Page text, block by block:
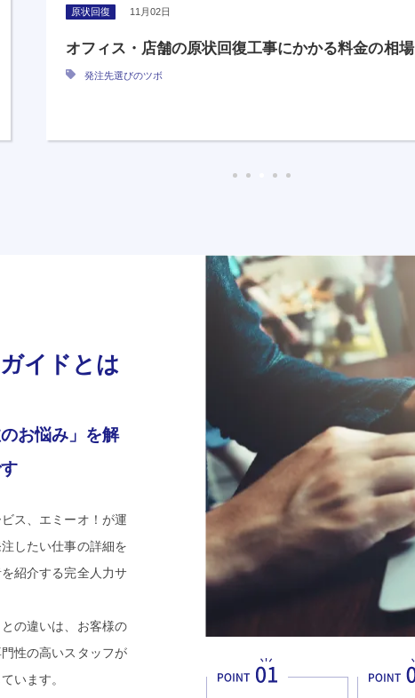
原状回復 11月02日
オフィス・店舗の原状回復工事にかかる料金の相場
発注先選びのツボ
イドとは
お悩み」を解
ス、エミーオ！が運
したい仕事の詳細を
紹介する完全人力サ
の違いは、お客様の
性の高いスタッフが
います。